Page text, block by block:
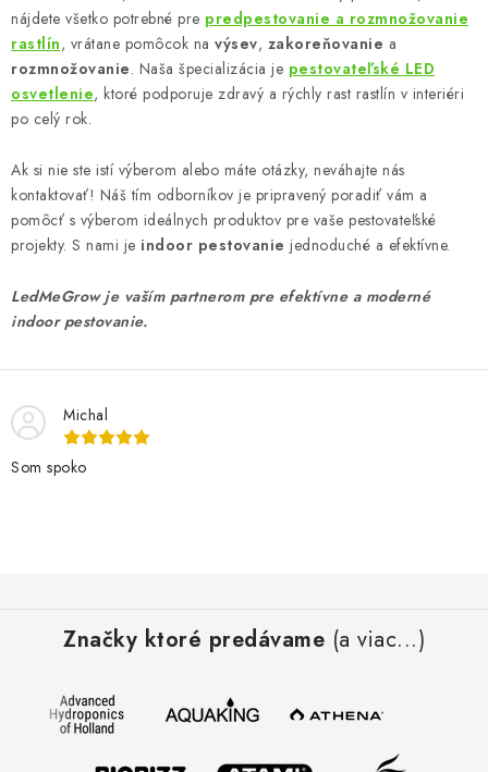
nájdete všetko potrebné pre predpestovanie a rozmnožovanie
rastlín, vrátane pomôcok na výsev, zakoreňovanie a
rozmnožovanie. Naša špecializácia je pestovateľské LED
osvetlenie, ktoré podporuje zdravý a rýchly rast rastlín v interiéri
po celý rok.
Ak si nie ste istí výberom alebo máte otázky, neváhajte nás
kontaktovať! Náš tím odborníkov je pripravený poradiť vám a
pomôcť s výberom ideálnych produktov pre vaše pestovateľské
projekty. S nami je indoor pestovanie jednoduché a efektívne.
LedMeGrow je vaším partnerom pre efektívne a moderné
indoor pestovanie.
Michal
Som spoko
Značky ktoré predávame (a viac...)